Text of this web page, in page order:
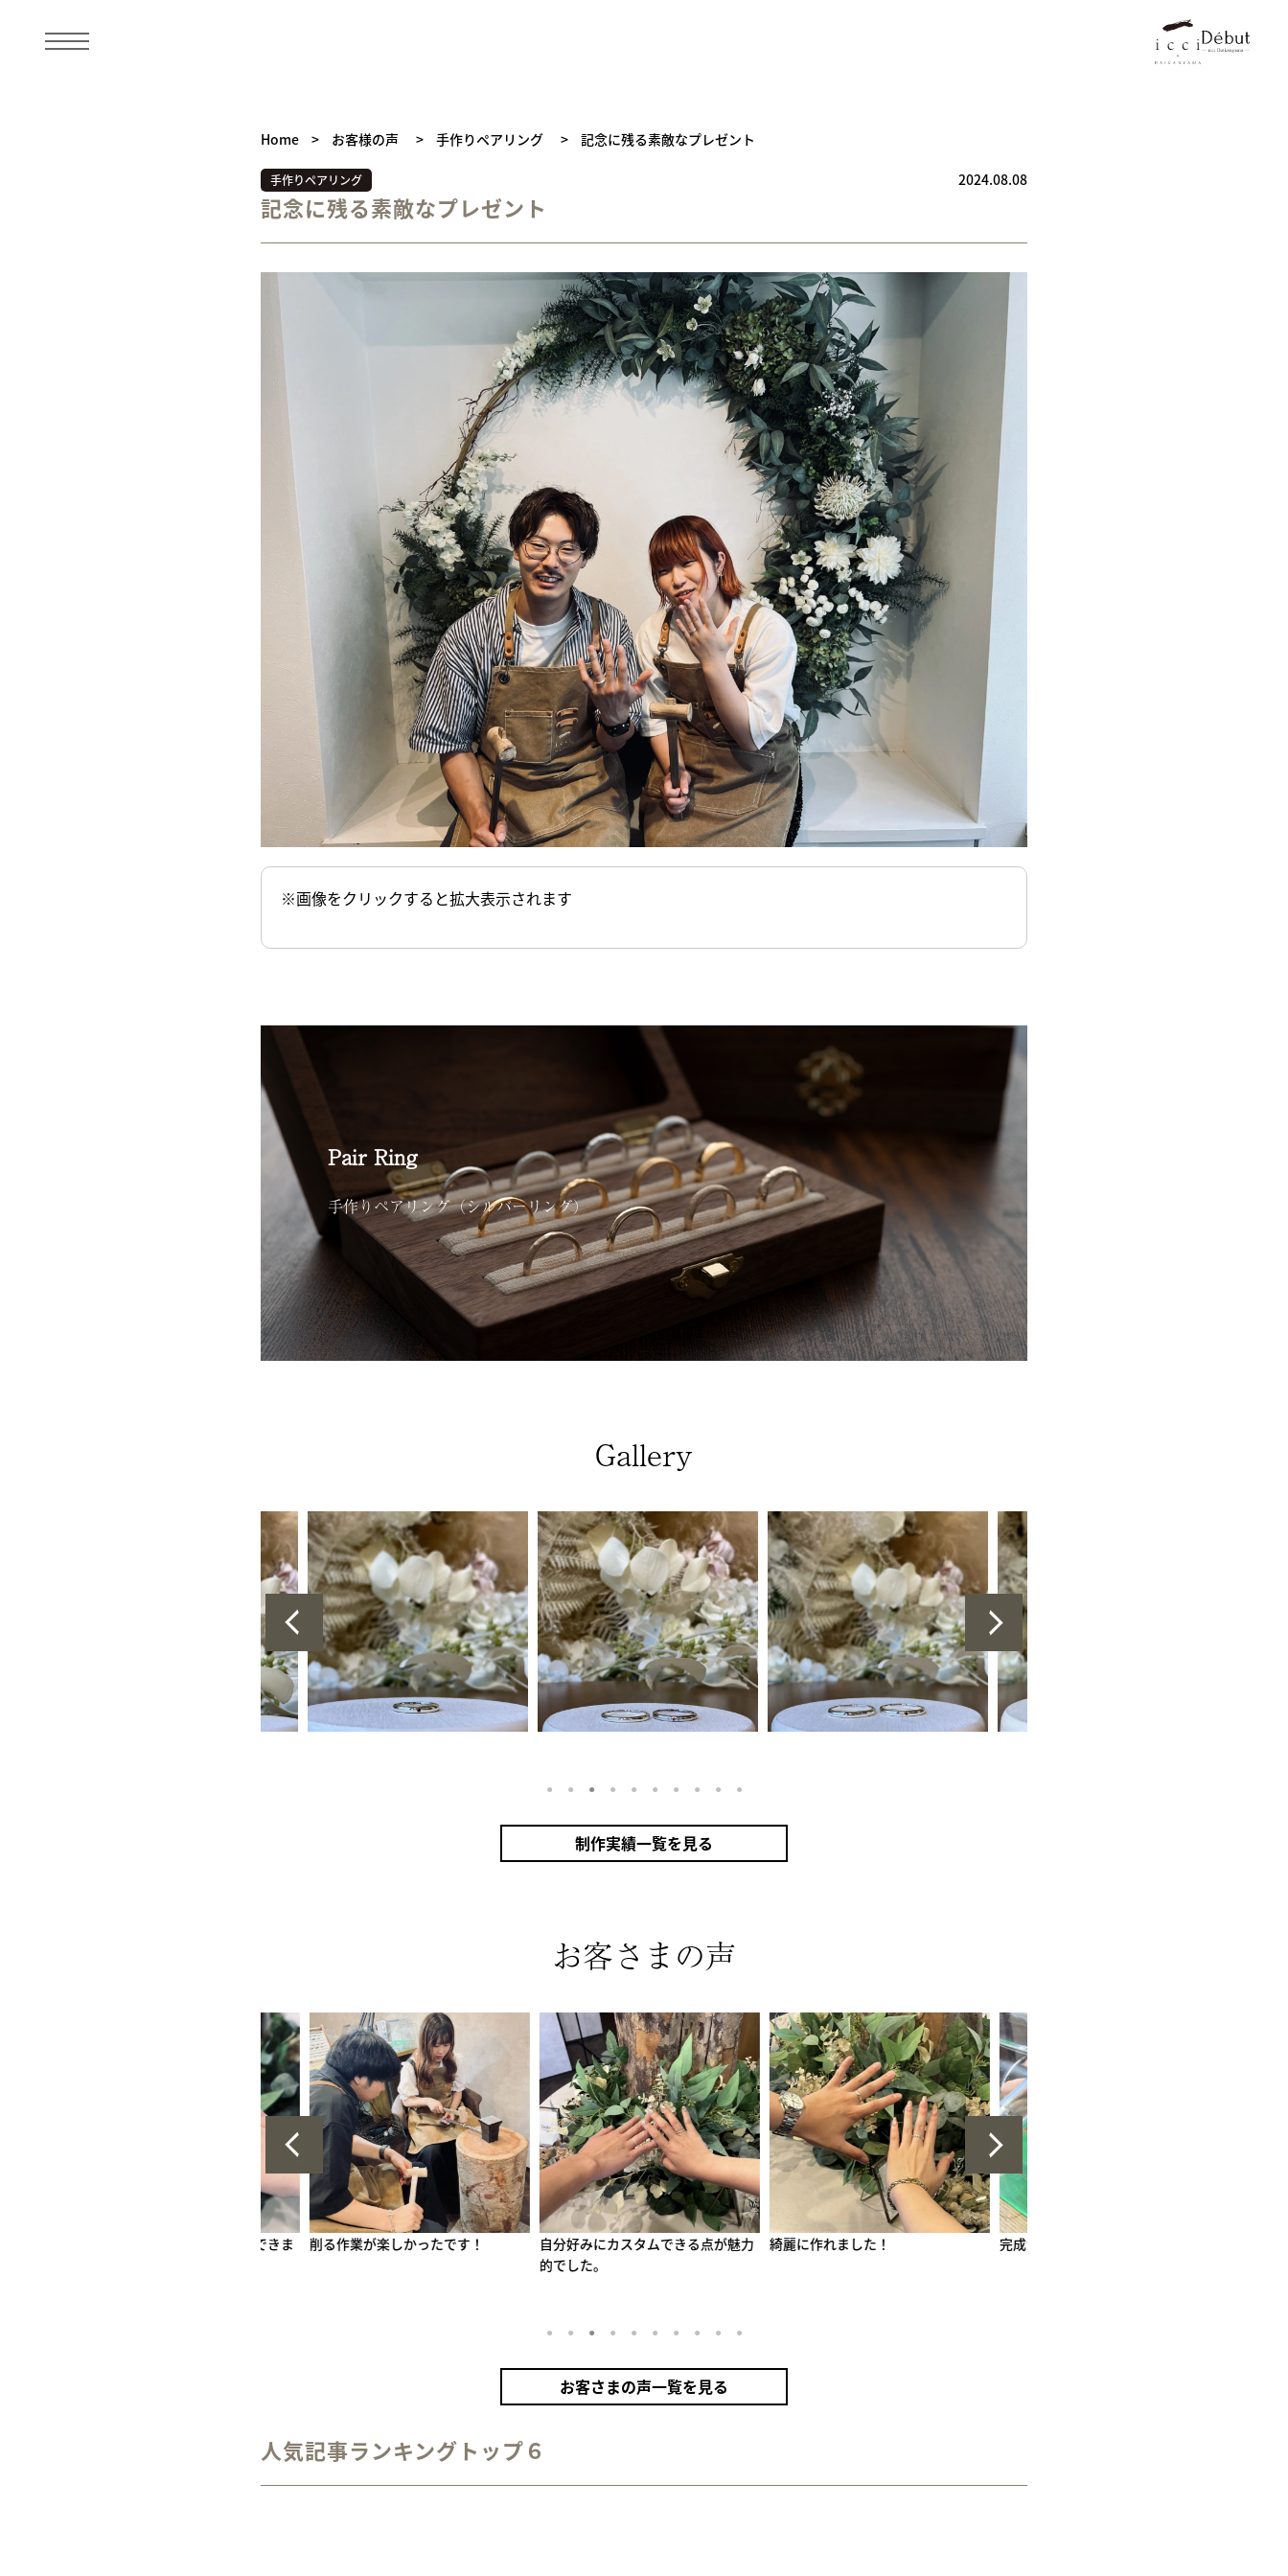
Home > お客様の声 > 手作りペアリング > 記念に残る素敵なプレゼント
手作りペアリング 2024.08.08
記念に残る素敵なプレゼント
※画像をクリックすると拡大表示されます
Pair Ring
手作りペアリング（シルバーリング）
Gallery
1 2 3 4 5 6 7 8 9 10
制作実績一覧を見る
H型彫り 手作りペアリング（シルバー） 甲丸 鏡面 ２mm 1月 ガーネット 2月 アメシスト 10月 トルマリン
12月 タンザナイト カラーリング（アンティークゴールド）
手作りペアリング（シルバー）
お客さまの声
好みのデザインを選ぶことができま
削る作業が楽しかったです！
自分好みにカスタムできる点が魅力
的でした。
綺麗に作れました！ 完成が楽しみです。
1 2 3 4 5 6 7 8 9 10
お客さまの声一覧を見る
人気記事ランキングトップ６